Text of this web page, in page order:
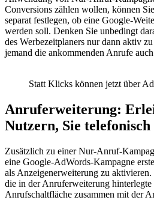
Conversions zählen wollen, können
separat festlegen, ob eine Google-
werden soll. Denken Sie unbedingt
des Werbezeitplaners nur dann aktiv
jemand die ankommenden Anrufe
Statt Klicks können jetzt über
Anruferweiterung:
Nutzern, Sie
Zusätzlich zu einer Nur-Anruf-
eine Google-AdWords-Kampagne
als Anzeigenerweiterung zu
die in der Anruferweiterung
Anrufschaltfläche zusammen mit der